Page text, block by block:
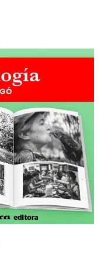
con sus hijas,
pares que no tienen
se vuelve muy
frontal. Mi método
encarnar la
años.